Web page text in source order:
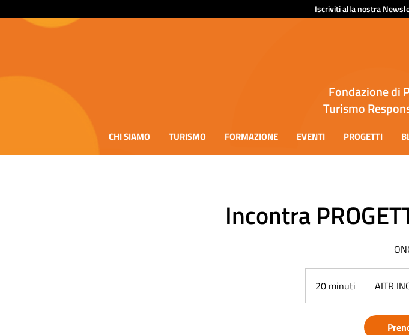
Iscriviti alla nostra
Fondazione di
Turismo
CHI SIAMO TURISMO FORMAZIONE EVENTI PROGETTI
Incontra
20 minuti
0
AITR